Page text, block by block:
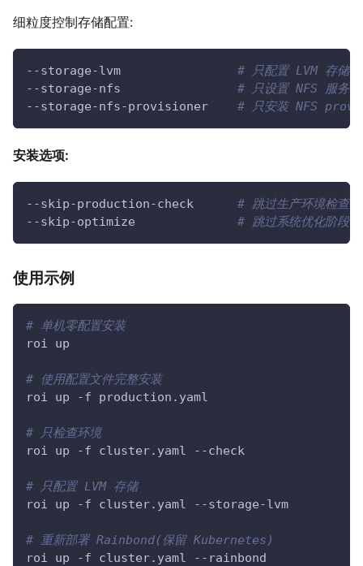
细粒度控制存储配置:
--storage-lvm # 只配置 LVM 存储
--storage-nfs # 只设置 NFS 服务器
--storage-nfs-provisioner # 只安装 NFS
安装选项:
--skip-production-check # 跳过生产环境检查(
--skip-optimize # 跳过系统优化阶段
使用示例
# 单机零配置安装
roi up
# 使用配置文件完整安装
roi up
-f production.yaml
# 只检查环境
roi up
-f cluster.yaml --check
# 只配置 LVM 存储
roi up
-f cluster.yaml --storage-lvm
# 重新部署 Rainbond(保留 Kubernetes)
roi up
-f cluster.yaml --rainbond